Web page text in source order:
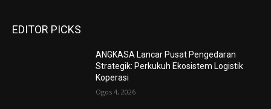
EDITOR PICKS
ANGKASA Lancar Pusat Pengedaran
Strategik: Perkukuh Ekosistem Logistik
Koperasi
Ogos 4, 2026